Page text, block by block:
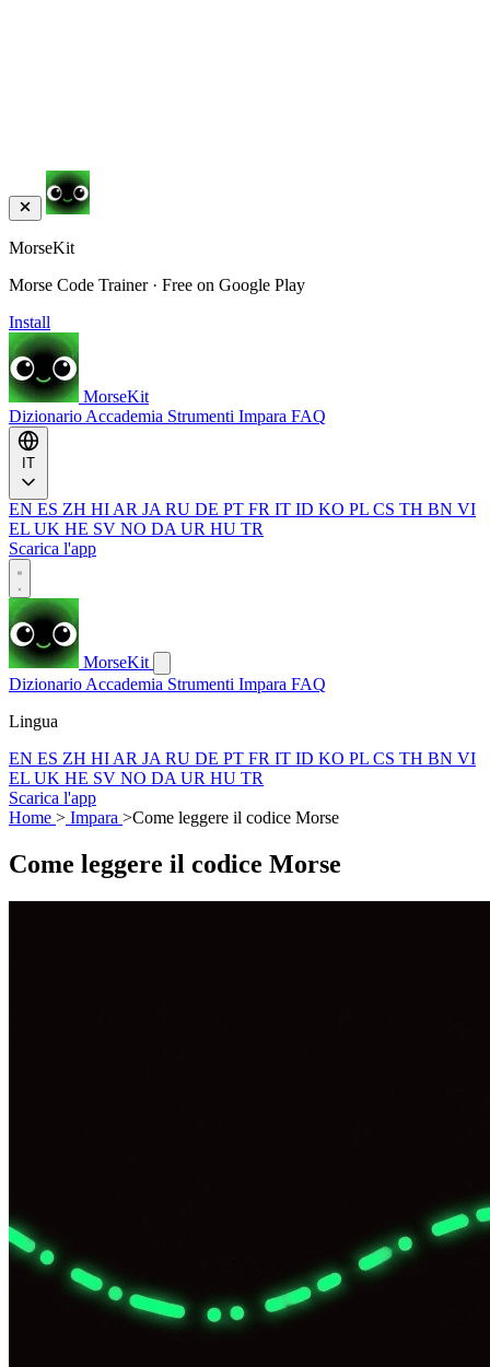
MorseKit
Morse Code Trainer · Free on Google Play
Install
MorseKit
Dizionario Accademia Strumenti Impara FAQ
EN ES ZH HI AR JA RU DE PT FR IT ID KO PL CS TH BN VI
EL UK HE SV NO DA UR HU TR
Scarica l'app
MorseKit
Dizionario Accademia Strumenti Impara FAQ
Lingua
EN ES ZH HI AR JA RU DE PT FR IT ID KO PL CS TH BN VI
EL UK HE SV NO DA UR HU TR
Scarica l'app
Home > Impara >Come leggere il codice Morse
Come leggere il codice Morse